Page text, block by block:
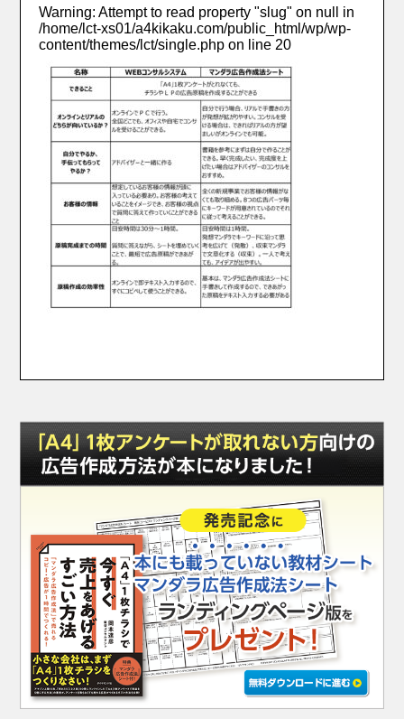
Warning: Attempt to read property "slug" on null in
/home/lct-xs01/a4kikaku.com/public_html/wp/wp-
content/themes/lct/single.php on line 20